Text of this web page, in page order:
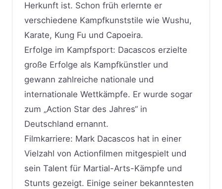
Herkunft ist. Schon früh erlernte er
verschiedene Kampfkunststile wie Wushu,
Karate, Kung Fu und Capoeira.
Erfolge im Kampfsport: Dacascos erzielte
große Erfolge als Kampfkünstler und
gewann zahlreiche nationale und
internationale Wettkämpfe. Er wurde sogar
zum „Action Star des Jahres“ in
Deutschland ernannt.
Filmkarriere: Mark Dacascos hat in einer
Vielzahl von Actionfilmen mitgespielt und
sein Talent für Martial-Arts-Kämpfe und
Stunts gezeigt. Einige seiner bekanntesten